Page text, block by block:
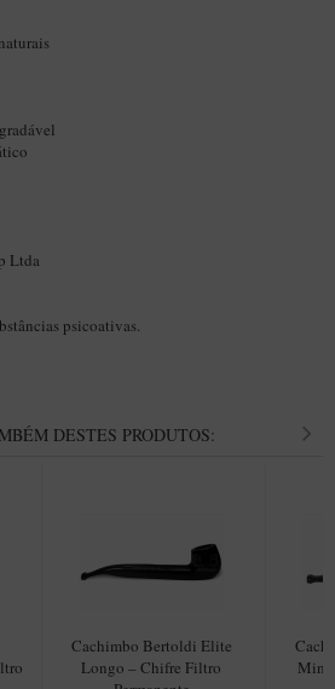
DE BRIAR ITALIANO
Ltda
psicoativas.
DESTES PRODUTOS:
Cachimbo Bertoldi Elite
Longo – Chifre Filtro
Mini